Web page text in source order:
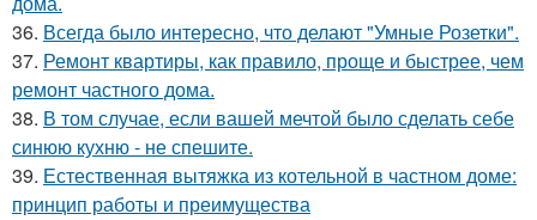
36. Всегда было интересно, что делают "Умные Розетки".
37. Ремонт квартиры, как правило, проще и быстрее, чем
ремонт частного дома.
38. В том случае, если вашей мечтой было сделать себе
синюю кухню - не спешите.
39. Естественная вытяжка из котельной в частном доме:
принцип работы и преимущества